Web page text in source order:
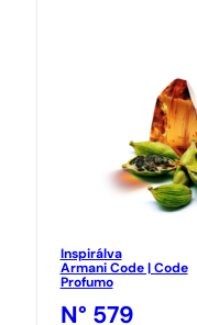
Inspirálva
Armani Code | Code
Profumo
N° 579